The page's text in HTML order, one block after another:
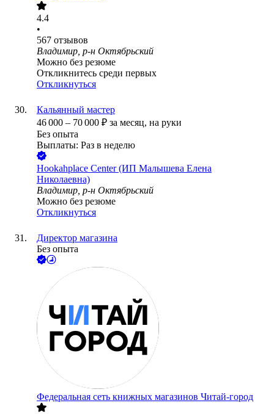
4.4
•
567 отзывов
Владимир, р-н Октябрьский
Можно без резюме
Откликнитесь среди первых
Откликнуться
Кальянный мастер
46 000 – 70 000 ₽ за месяц, на руки
Без опыта
Выплаты: Раз в неделю
Hookahplace Center (ИП Малышева Елена
Николаевна)
Владимир, р-н Октябрьский
Можно без резюме
Откликнуться
Директор магазина
Без опыта
Федеральная сеть книжных магазинов Читай-город